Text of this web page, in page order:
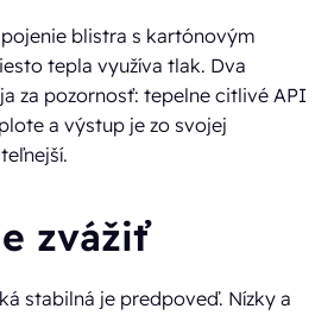
blistra s kartónovým
tepla využíva tlak. Dva
za pozornosť: tepelne citlivé API
a výstup je zo svojej
zvážiť
stabilná je predpoveď. Nízky a